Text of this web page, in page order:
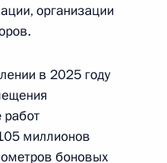
организации
в 2025 году
миллионов
боновых